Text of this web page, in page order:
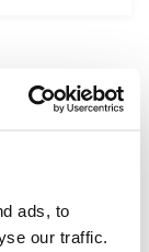
ads, to
our traffic.